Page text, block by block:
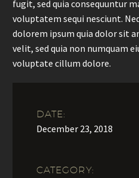
fugit, sed quia consequuntur
voluptatem sequi nesciunt.
dolorem ipsum quia dolor sit
velit, sed quia non numquam
voluptate cillum dolore.
DATE:
December 23, 2018
CATEGORY: